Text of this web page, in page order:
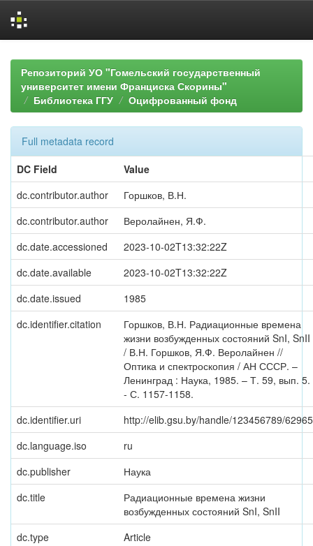
navigationРепозиторий УО "Гомельский государственный
университет имени Франциска Скорины"
Библиотека ГГУ
Оцифрованный фонд
Full metadata record
DC Field
Value
dc.contributor.author
Горшков, В.Н.
dc.contributor.author
Веролайнен, Я.Ф.
dc.date.accessioned
2023-10-02T13:32:22Z
dc.date.available
2023-10-02T13:32:22Z
dc.date.issued
1985
dc.identifier.citation
Горшков, В.Н. Радиационные времена
жизни возбужденных состояний SnI, SnII
/ В.Н. Горшков, Я.Ф. Веролайнен //
Оптика и спектроскопия / АН СССР. –
Ленинград : Наука, 1985. – Т. 59, вып. 5.
- С. 1157-1158.
dc.identifier.uri
http://elib.gsu.by/handle/123456789/62965
dc.language.iso
ru
dc.publisher
Наука
dc.title
Радиационные времена жизни
возбужденных состояний SnI, SnII
dc.type
Article